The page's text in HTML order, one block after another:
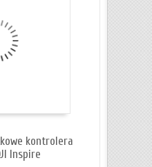
kontrolera
Inspire